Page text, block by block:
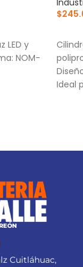
LED y
NOM-
$
Ideal
Cuitláhuac,